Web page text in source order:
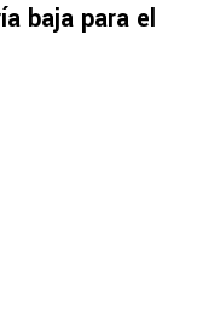
baja para el